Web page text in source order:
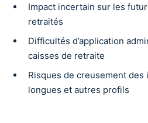
Impact incertain sur les
retraités
Difficultés d’application
caisses de retraite
Risques de creusement
longues et autres profils